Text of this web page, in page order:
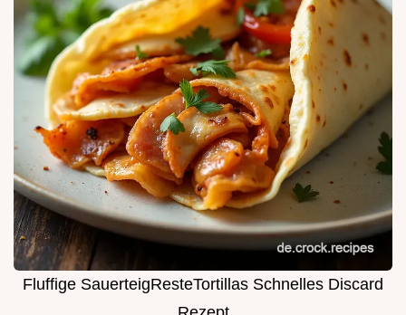
Fluffige SauerteigResteTortillas Schnelles Discard